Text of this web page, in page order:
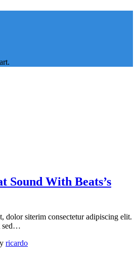
Sound With Beats’s
dolor siterim consectetur adipiscing elit.
sed…
ricardo